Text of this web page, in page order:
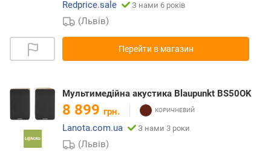
Redprice.sale
З нами 6 років
(Львів)
Перейти в магазин
Мультимедійна акустика Blaupunkt BS50OK
8 899 грн.
Lanota.com.ua
З нами 3 роки
(Львів)